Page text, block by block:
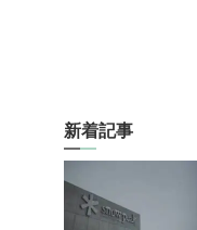
新着記事